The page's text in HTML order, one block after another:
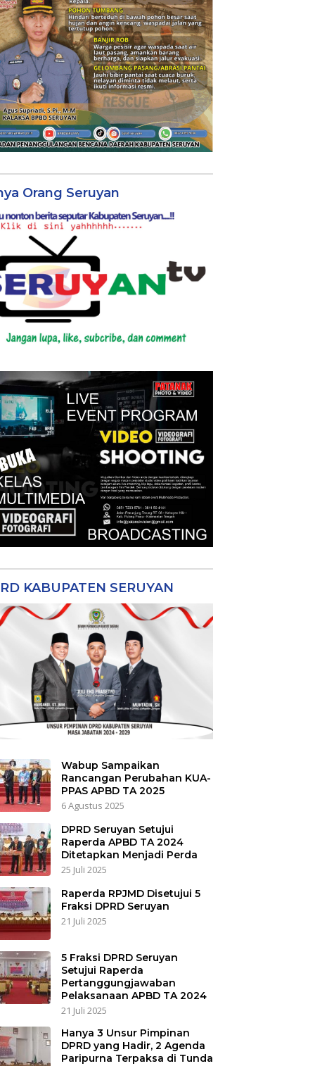
Orang Seruyan
KABUPATEN SERUYAN
Wabup Sampaikan
Rancangan Perubahan KUA-
PPAS APBD TA 2025
6 Agustus 2025
DPRD Seruyan Setujui
Raperda APBD TA 2024
Ditetapkan Menjadi Perda
25 Juli 2025
Raperda RPJMD Disetujui 5
Fraksi DPRD Seruyan
21 Juli 2025
5 Fraksi DPRD Seruyan
Setujui Raperda
Pertanggungjawaban
Pelaksanaan APBD TA 2024
21 Juli 2025
Hanya 3 Unsur Pimpinan
DPRD yang Hadir, 2 Agenda
Paripurna Terpaksa di Tunda